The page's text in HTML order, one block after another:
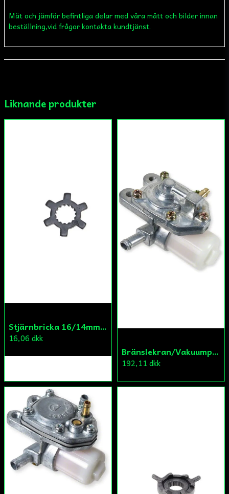
name
Namn
email
Ja, ni får publicera min fråga
Skicka fråga
Mät och jämför befintliga delar med våra mått och bilder innan
beställning,vid frågor kontakta kundtjänst.
Liknande produkter
Stjärnbricka 16/14mm Yttre Remskiva
16,06 dkk
Bränslekran/Vakuumpump PGO
192,11 dkk